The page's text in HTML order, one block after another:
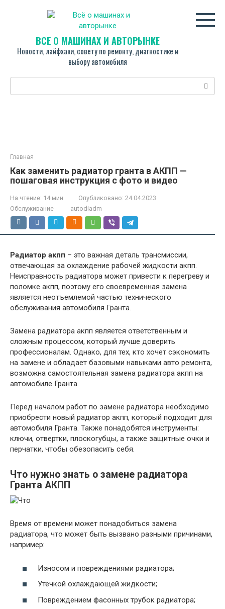
ВСЁ О МАШИНАХ И АВТОРЫНКЕ
Новости, лайфхаки, совету по ремонту, диагностике и
выбору автомобиля
Поиск:
Главная
Как заменить радиатор гранта в АКПП —
пошаговая инструкция с фото и видео
На чтение: 14 мин Опубликовано: 24.04.2023
Обслуживание
autodiadm
Радиатор акпп – это важная деталь трансмиссии,
отвечающая за охлаждение рабочей жидкости акпп.
Неисправность радиатора может привести к перегреву и
поломке акпп, поэтому его своевременная замена
является неотъемлемой частью технического
обслуживания автомобиля Гранта.
Замена радиатора акпп является ответственным и
сложным процессом, который лучше доверить
профессионалам. Однако, для тех, кто хочет сэкономить
на замене и обладает базовыми навыками авто ремонта,
возможна самостоятельная замена радиатора акпп на
автомобиле Гранта.
Перед началом работ по замене радиатора необходимо
приобрести новый радиатор акпп, который подходит для
автомобиля Гранта. Также понадобятся инструменты:
ключи, отвертки, плоскогубцы, а также защитные очки и
перчатки, чтобы обезопасить себя.
Что нужно знать о замене радиатора
Гранта АКПП
Время от времени может понадобиться замена
радиатора, что может быть вызвано разными причинами,
например:
Износом и повреждениями радиатора;
Утечкой охлаждающей жидкости;
Повреждением фасонных трубок радиатора;